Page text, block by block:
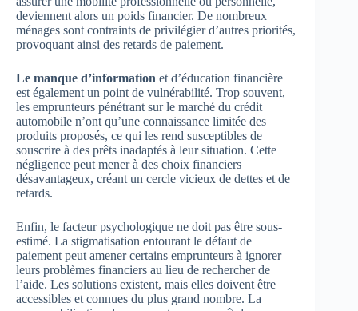
deviennent alors un poids financier. De nombreux
ménages sont contraints de privilégier d’autres priorités,
provoquant ainsi des retards de paiement.
Le manque d’information et d’éducation financière
est également un point de vulnérabilité. Trop souvent,
les emprunteurs pénétrant sur le marché du crédit
automobile n’ont qu’une connaissance limitée des
produits proposés, ce qui les rend susceptibles de
souscrire à des prêts inadaptés à leur situation. Cette
négligence peut mener à des choix financiers
désavantageux, créant un cercle vicieux de dettes et de
retards.
Enfin, le facteur psychologique ne doit pas être sous-
estimé. La stigmatisation entourant le défaut de
paiement peut amener certains emprunteurs à ignorer
leurs problèmes financiers au lieu de rechercher de
l’aide. Les solutions existent, mais elles doivent être
accessibles et connues du plus grand nombre. La